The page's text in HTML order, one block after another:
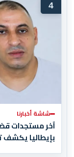
4
شاشة أخبارنا
آخر مستجدات
بإيطاليا يكشف